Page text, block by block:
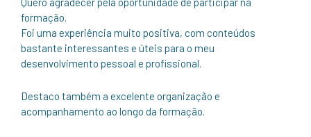
formação.
Foi uma experiência muito positiva, com conteúdos
bastante interessantes e úteis para o meu
desenvolvimento pessoal e profissional.
Destaco também a excelente organização e
acompanhamento ao longo da formação.